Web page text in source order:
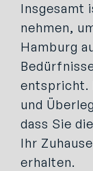
Insgesamt
nehmen,
Hamburg
entspricht.
und
dass Sie
Ihr
erhalten.